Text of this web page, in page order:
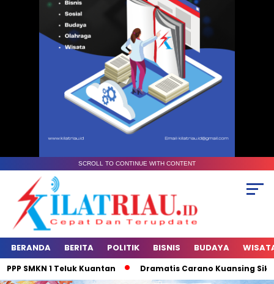
SCROLL TO CONTINUE WITH CONTENT
BERANDA BERITA POLITIK BISNIS BUDAYA
SMKN 1 Teluk Kuantan Dramatis Carano Kuansing